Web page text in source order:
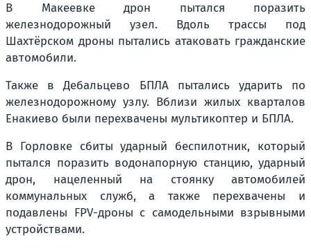
В Макеевке дрон пытался поразить
железнодорожный узел. Вдоль трассы под
Шахтёрском дроны пытались атаковать гражданские
автомобили.
Также в Дебальцево БПЛА пытались ударить по
железнодорожному узлу. Вблизи жилых кварталов
Енакиево были перехвачены мультикоптер и БПЛА.
В Горловке сбиты ударный беспилотник, который
пытался поразить водонапорную станцию, ударный
дрон, нацеленный на стоянку автомобилей
коммунальных служб, а также перехвачены и
подавлены FPV-дроны с самодельными взрывными
устройствами.